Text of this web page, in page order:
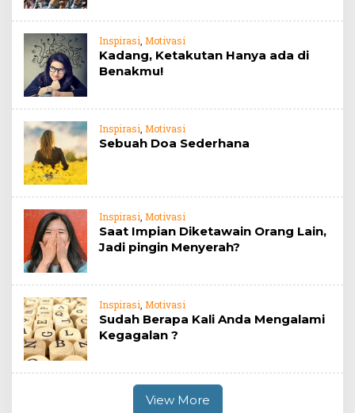
Inspirasi Motivasi
Kadang, Ketakutan Hanya ada di
Benakmu!
Inspirasi Motivasi
Sebuah Doa Sederhana
Inspirasi Motivasi
Saat Impian Diketawain Orang Lain,
Jadi pingin Menyerah?
Inspirasi Motivasi
Sudah Berapa Kali Anda Mengalami
Kegagalan ?
View More